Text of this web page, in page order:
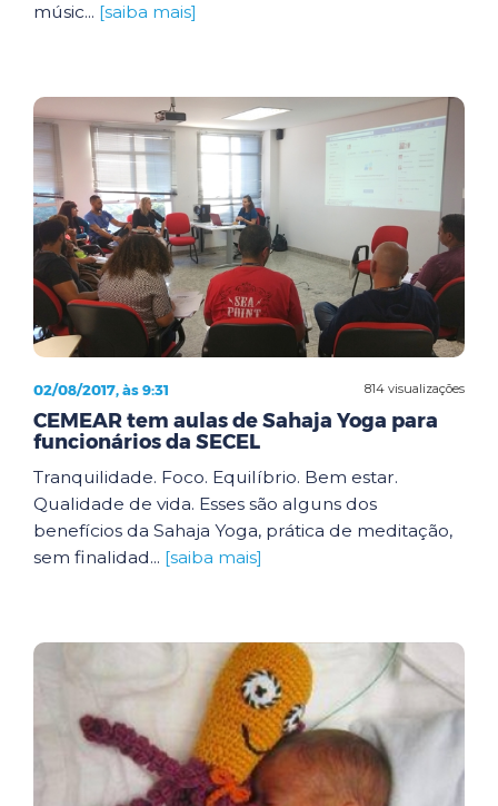
músic... [saiba mais]
814 visualizações
02/08/2017, às 9:31
CEMEAR tem aulas de Sahaja Yoga para
funcionários da SECEL
Tranquilidade. Foco. Equilíbrio. Bem estar.
Qualidade de vida. Esses são alguns dos
benefícios da Sahaja Yoga, prática de meditação,
sem finalidad... [saiba mais]